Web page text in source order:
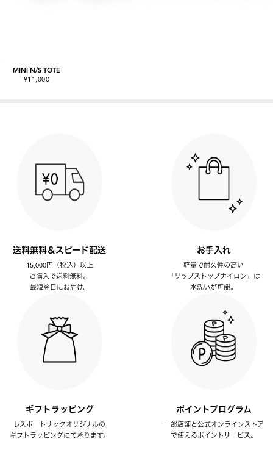
MINI N/S TOTE
¥11,000
送料無料＆スピード配送
15,000円（税込）以上
ご購入で送料無料。
最短翌日にお届け。
お手入れ
軽量で耐久性の高い
「リップストップナイロン」は
水洗いが可能。
ギフトラッピング
レスポートサックオリジナルの
ギフトラッピングにて承ります。
ポイントプログラム
一部店舗と公式オンラインストア
で使えるポイントサービス。